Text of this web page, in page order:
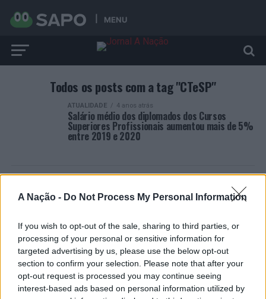
A Nação - Do Not Process My Personal Information
If you wish to opt-out of the sale, sharing to third parties, or
processing of your personal or sensitive information for
targeted advertising by us, please use the below opt-out
section to confirm your selection. Please note that after your
opt-out request is processed you may continue seeing
interest-based ads based on personal information utilized by
MENU
Todos os posts com a tag "CTeSP"
ATUALIDADE 4 anos atrás
Salário médio dos diplomados dos Cursos
Superiores Profissionais aumentou mais de 5%
entre 2019 e 2020
Presidente da República portuguesa assinala “Dia
Internacional da Juventude” na Covilhã
Cultura digital pode “comprometer” a criatividade antes
de “provocar” mudanças genéticas, diz neurocientista